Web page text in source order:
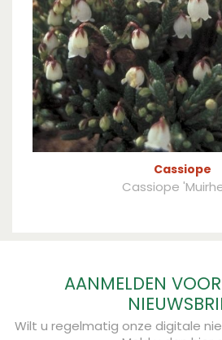
Cassiope
Cassiope
AANMELDEN
Wilt u regelmatig onze digitale